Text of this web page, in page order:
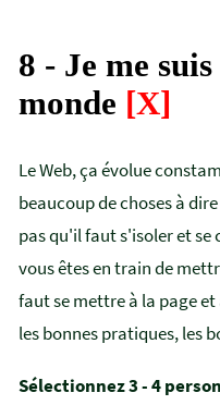
8 - Je me
monde [X]
Le Web, ça évolue
beaucoup de choses à
pas qu'il faut s'isoler et se
vous êtes en train de
faut se mettre à la page
les bonnes pratiques, les
Sélectionnez 3 - 4